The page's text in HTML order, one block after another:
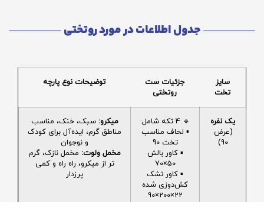
جدول اطلاعات در مورد روتختی
سایز
تخت
جزئیات ست
روتختی
توضیحات نوع پارچه
یک نفره
(عرض
90)
🔹 4 تکه شامل:
▪️ لحاف مناسب
تخت 90
▪️ کاور بالش
50×70
▪️ کاور تشک
کش‌دوزی شده
22×200×90
میکرو: سبک، خنک، مناسب
مناطق گرم، ایده‌آل برای کودک
و نوجوان
مخمل ولوت: مخمل نازک، گرم
تر از میکرو، راه راه و کمی
پرزدار